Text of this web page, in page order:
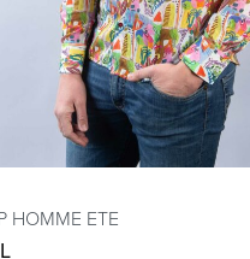
HOMME ETE